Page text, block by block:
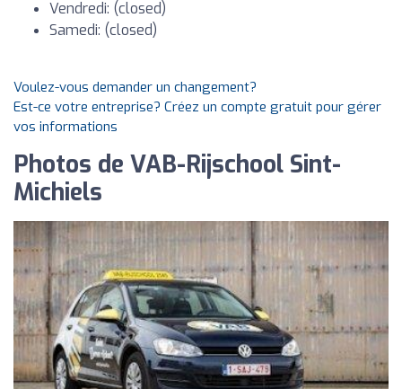
Vendredi: (closed)
Samedi: (closed)
Voulez-vous demander un changement?
Est-ce votre entreprise? Créez un compte gratuit pour gérer
vos informations
Photos de VAB-Rijschool Sint-
Michiels